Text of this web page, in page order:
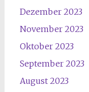
Dezember 2023
November 2023
Oktober 2023
September 2023
August 2023